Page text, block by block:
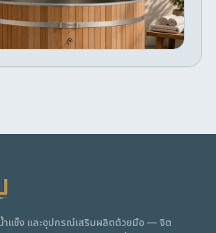
วัน
for homes, gyms, and
it combines a durable
interior with a beautiful
exterior for exceptional
timeless style. Comfortably
and built to last
วัน
สั่งทำพิเศษ
ำแข็ง และอุปกรณ์เสริมผลิตด้วยมือ — จิต